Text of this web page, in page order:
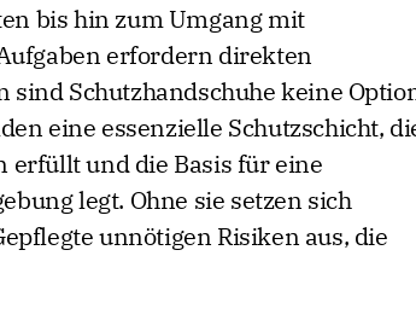
bis hin zum Umgang mit
erfordern direkten
Schutzhandschuhe keine
eine essenzielle Schutzschicht,
erfüllt und die Basis für eine
legt. Ohne sie setzen sich
unnötigen Risiken aus, die